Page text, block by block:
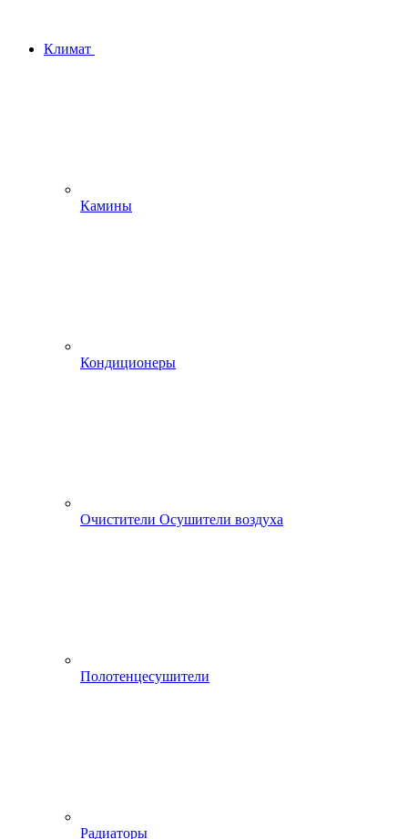
Климат
Камины
Кондиционеры
Очистители Осушители воздуха
Полотенцесушители
Радиаторы